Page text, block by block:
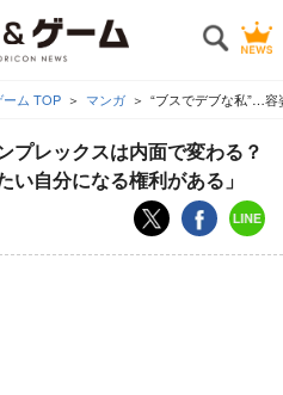
ーム TOP マンガ “ブスでデブな私”…
レックスは内面で変わる？
い自分になる権利がある」